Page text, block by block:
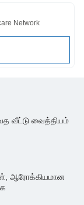
சேவைகள்
Network
வீட்டு வைத்தியம்
ஆரோக்கியமான